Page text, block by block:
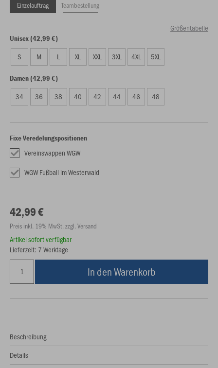
Einzelauftrag Teambestellung
Größentabelle
Unisex (42,99 €)
S M L XL XXL 3XL 4XL 5XL
Damen (42,99 €)
34 36 38 40 42 44 46 48
Fixe Veredelungspositionen
Vereinswappen WGW
WGW Fußball im Westerwald
42,99 €
Preis inkl. 19% MwSt. zzgl. Versand
Artikel sofort verfügbar
Lieferzeit: 7 Werktage
In den Warenkorb
Beschreibung
Details